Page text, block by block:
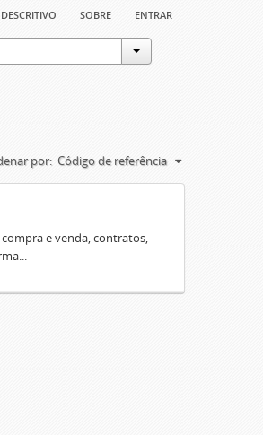
descritivo sobre entrar
por: Código de referência
e venda, contratos,